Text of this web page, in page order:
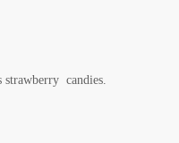
candies.